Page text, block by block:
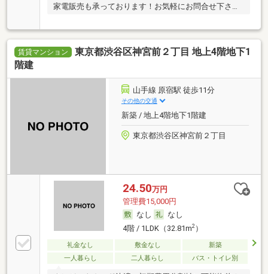
家電販売も承っております！お気軽にお問合せ下さ
賃貸マンション
東京都渋谷区神宮前２丁目 地上4階地下1
階建
山手線 原宿駅 徒歩11分
その他の交通
新築 / 地上4階地下1階建
東京都渋谷区神宮前２丁目
24.50万円
管理費15,000円
なし
なし
4階 / 1LDK（32.81m2）
礼金なし 敷金なし
新築
一人暮らし
二人暮らし バス・トイレ別